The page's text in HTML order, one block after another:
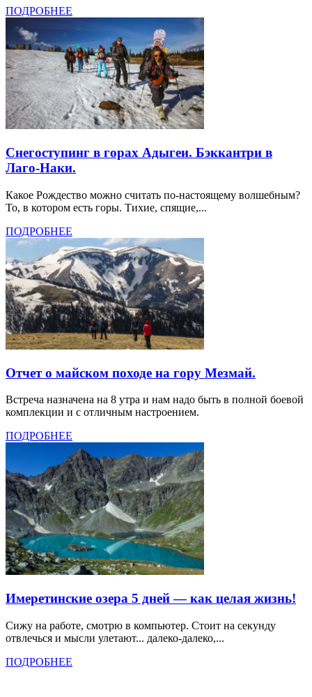
ПОДРОБНЕЕ
Снегоступинг в горах Адыгеи. Бэккантри в
Лаго-Наки.
Какое Рождество можно считать по-настоящему волшебным?
То, в котором есть горы. Тихие, спящие,...
ПОДРОБНЕЕ
Отчет о майском походе на гору Мезмай.
Встреча назначена на 8 утра и нам надо быть в полной боевой
комплекции и с отличным настроением.
ПОДРОБНЕЕ
Имеретинские озера 5 дней — как целая жизнь!
Сижу на работе, смотрю в компьютер. Стоит на секунду
отвлечься и мысли улетают... далеко-далеко,...
ПОДРОБНЕЕ